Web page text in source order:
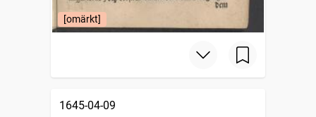
[omärkt]
1645-04-09